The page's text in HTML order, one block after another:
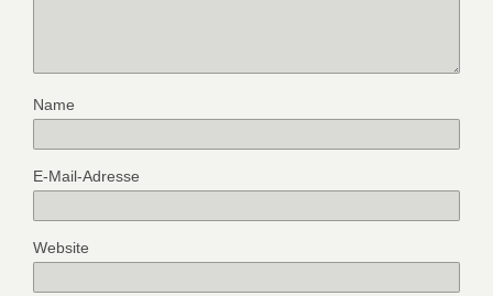
Name
E-Mail-Adresse
Website